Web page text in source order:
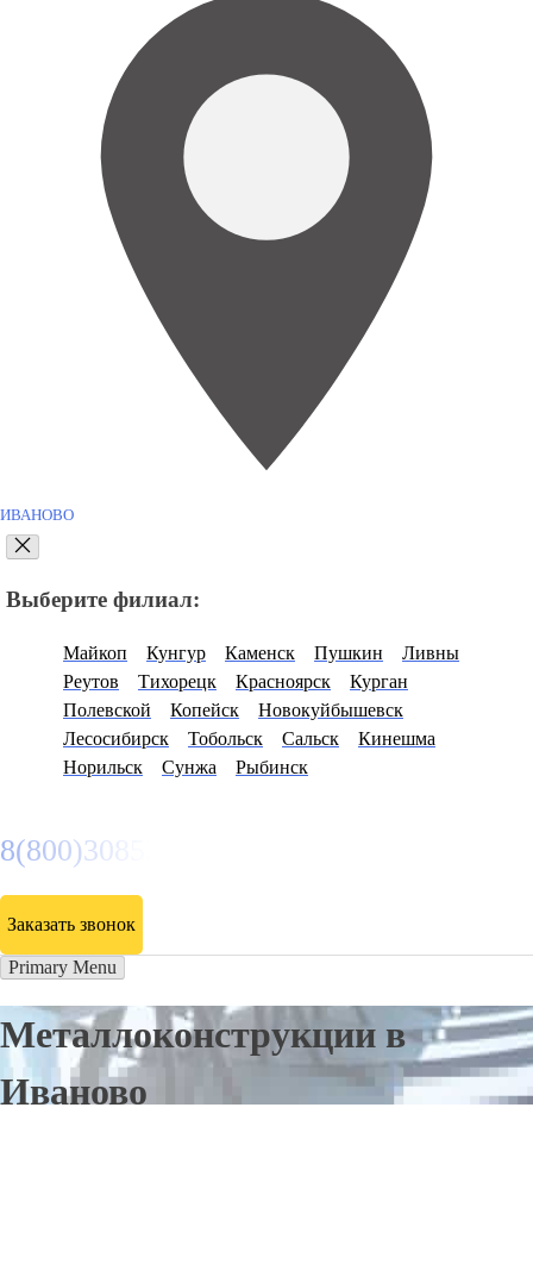
ИВАНОВО
Выберите филиал:
Майкоп Кунгур Каменск Пушкин
Ливны
Реутов
Тихорецк Красноярск
Курган
Полевской
Копейск
Новокуйбышевск
Лесосибирск
Тобольск Сальск
Кинешма
Норильск
Сунжа Рыбинск
8(800)3085303
Заказать звонок
Primary Menu
Металлоконструкции в
Иваново